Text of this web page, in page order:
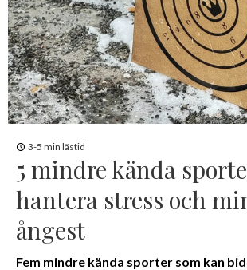
3-5 min lästid
5 mindre kända
hantera stress och
ångest
Fem mindre kända sporter som kan